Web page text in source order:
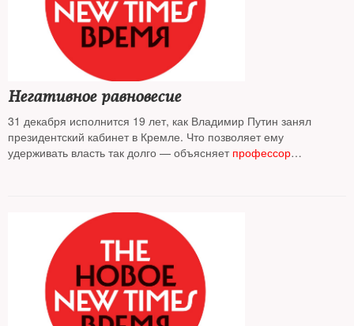
Негативное равновесие
31 декабря исполнится 19 лет, как Владимир Путин занял
президентский кабинет в Кремле. Что позволяет ему
удерживать власть так долго — объясняет профессор